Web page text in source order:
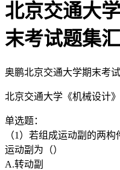
北京交通大
末考试题集
奥鹏北京交通大学期末考
北京交通大学《机械设计
单选题：
（1）若组成运动副的两
运动副为（）
A.转动副